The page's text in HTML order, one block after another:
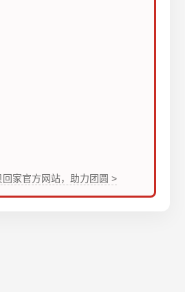
回家官方网站，助力团圆 >